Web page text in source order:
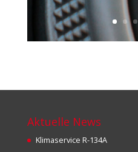
Aktuelle News
Klimaservice R-134A